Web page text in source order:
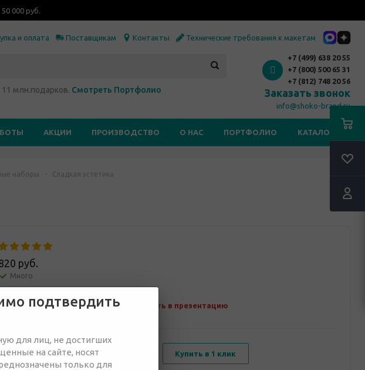
000 руб.
и оплата Поставщикам Контакты Технические требования к макетам
млн.подарков. Смотреть Портфолио
+7 (499) 638 20 55
+7 (800) 500 65 31
+7 (812) 748 20 56
Заказать звонок
info@shoko-brand.ru
АКЦИИ ПРОИЗВОДСТВО О НАС ПОРТФОЛИО КАТАЛОГИ
наборы - Сладкая эстетика
руб.
Много
Отправить запрос Добавить в презентацию
Купить в 1 клик
подтвердить
для лиц, не достигших
на сайте, носят
только для